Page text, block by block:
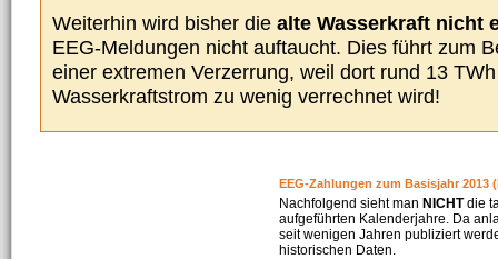
Weiterhin wird bisher die alte Wasserkraft nicht
EEG-Meldungen nicht auftaucht. Dies führt zum
einer extremen Verzerrung, weil dort rund 13
Wasserkraftstrom zu wenig verrechnet wird!
EEG-Zahlungen zum Basisjahr 2013
Nachfolgend sieht man NICHTdie
aufgeführten Kalenderjahre. Da
seit wenigen Jahren publiziert
historischen Daten.